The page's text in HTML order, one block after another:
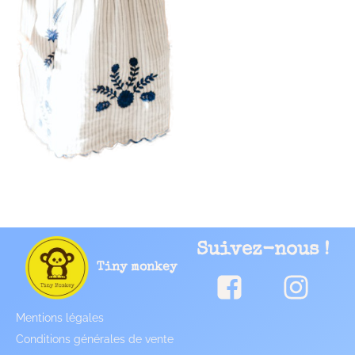
Tiny monkey
Suivez-nous !
Mentions légales
Conditions générales de vente